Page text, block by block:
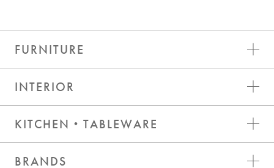
FURNITURE
INTERIOR
KITCHEN・TABLEWARE
BRANDS